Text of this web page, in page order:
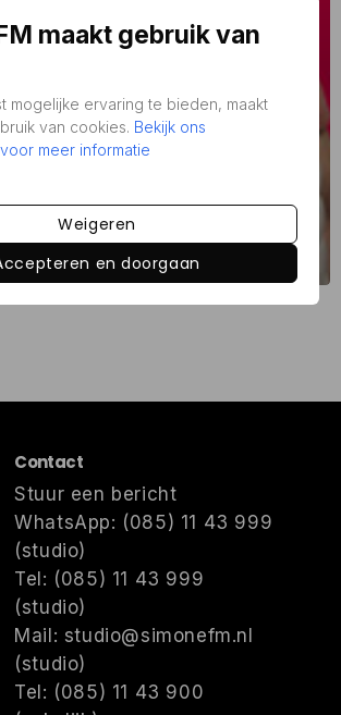
Contact
Stuur een bericht
WhatsApp: (085) 11 43 999
(studio)
Tel: (085) 11 43 999
(studio)
Mail: studio@simonefm.nl
(studio)
Tel: (085) 11 43 900
maakt gebruik van
mogelijke ervaring te bieden, maakt
van cookies. Bekijk ons
meer informatie
Weigeren
en doorgaan